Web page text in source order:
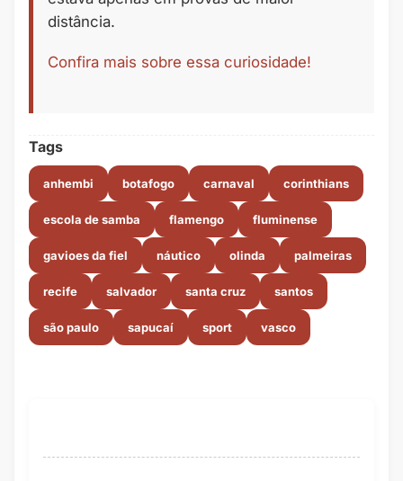
distância.
Confira mais sobre essa curiosidade!
Tags
anhembi botafogo carnaval corinthians
escola de samba flamengo fluminense
gavioes da fiel náutico olinda palmeiras
recife salvador santa cruz santos
são paulo sapucaí sport vasco